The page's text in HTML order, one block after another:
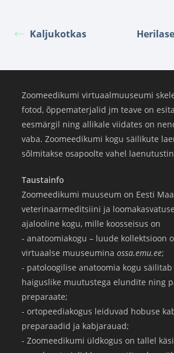
Kaljukotkas
Zoomeedikumi virtuaalmuuseumi
fotod, õppematerjalid jm teave on
eesmärgil ning allikale viidates on
vaba. Zoomeedikumi kogu säilikute
sõlmitakse osapoolte vahel
Taustainfo
Zoomeedikumi muuseum on Eesti
veterinaarmeditsiini ja
ajalooline kogu, mille koosseisus on
- anatoomiakogu – luude kollektsioon
virtuaalse muuseuminaossa.emu.ee;
- patoloogilise anatoomia kogu
haiguslike muutustega elundite ning
preparaate;
- ortopeediakogus leiduvad hobuse
preparaadid ja kabjarauad;
- Zoomeedikumi üldkogus on tallel